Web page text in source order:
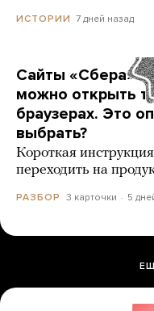
ИСТОРИИ 7 дней назад
Сайты «Сбера» и
можно открыть
браузерах. Это
выбрать?
Короткая
переходить на
РАЗБОР 3 карточки 5